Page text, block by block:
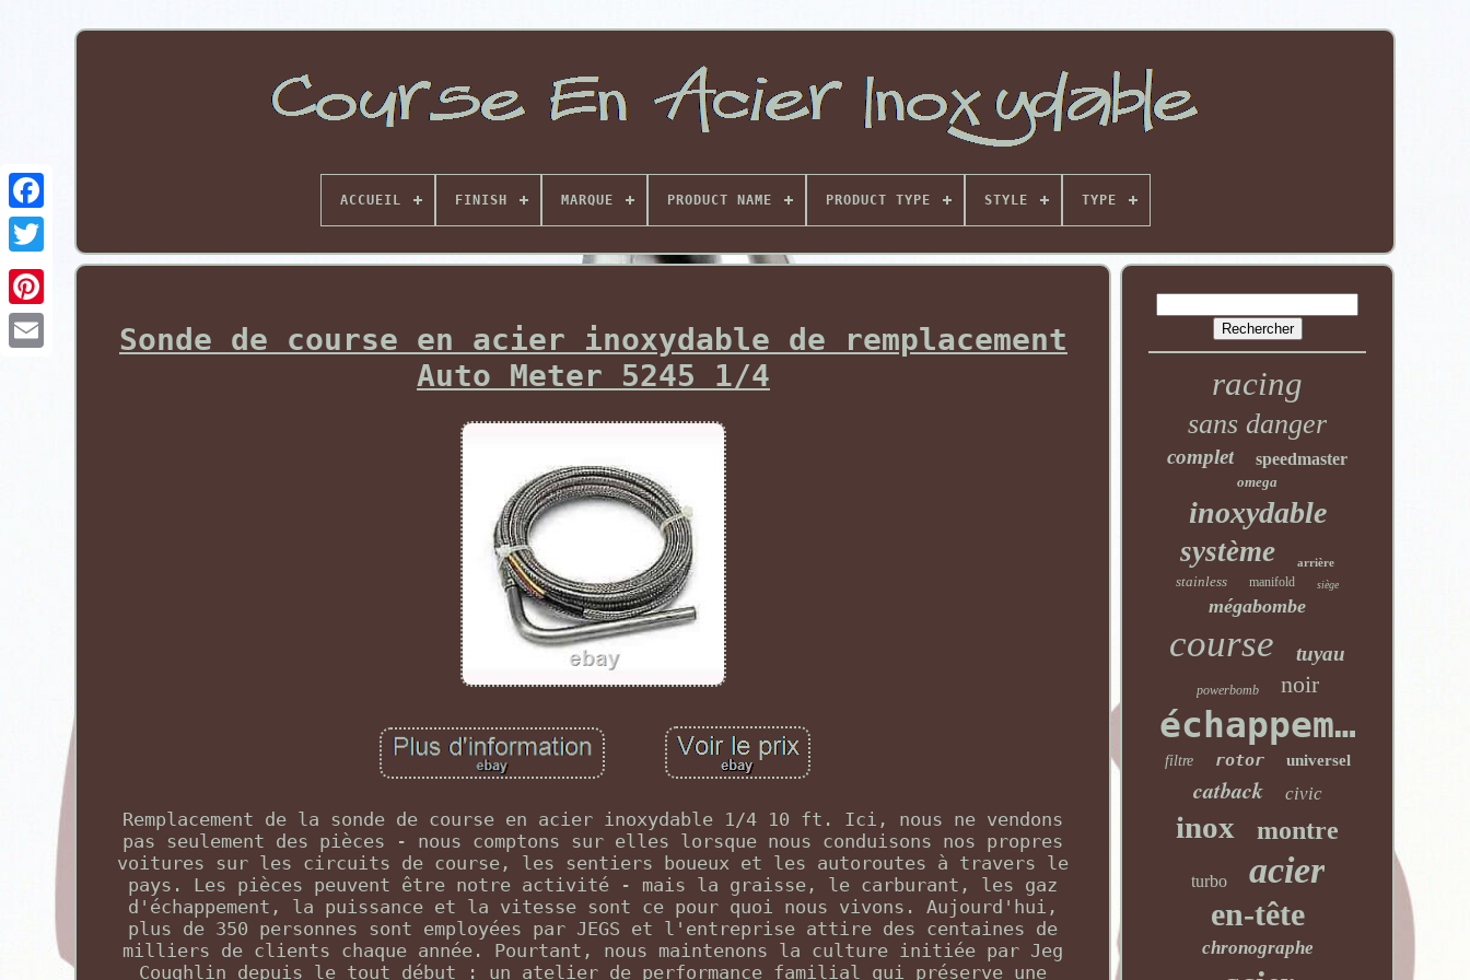
Pinterest
ACCUEIL FINISH MARQUE PRODUCT NAME PRODUCT TYPE STYLE TYPE
Sonde de course en acier inoxydable de remplacement
Auto Meter 5245 1/4
Remplacement de la sonde de course en acier inoxydable 1/4 10 ft. Ici, nous ne vendons
pas seulement des pièces - nous comptons sur elles lorsque nous conduisons nos propres
voitures sur les circuits de course, les sentiers boueux et les autoroutes à travers le
pays. Les pièces peuvent être notre activité - mais la graisse, le carburant, les gaz
d'échappement, la puissance et la vitesse sont ce pour quoi nous vivons. Aujourd'hui,
plus de 350 personnes sont employées par JEGS et l'entreprise attire des centaines de
milliers de clients chaque année. Pourtant, nous maintenons la culture initiée par Jeg
Coughlin depuis le tout début : un atelier de performance familial qui préserve une
racing
sans danger
complet speedmaster
omega
inoxydable
système arrière
stainless manifold siège
mégabombe
course tuyau
powerbomb noir
échappement
filtre rotor universel
catback civic
inox montre
turbo acier
en-tête
chronographe